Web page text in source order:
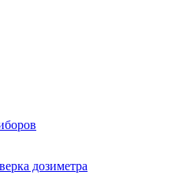
дозиметра